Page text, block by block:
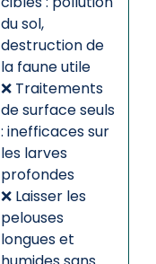
du sol,
destruction de
la faune utile
❌ Traitements
de surface seuls
: inefficaces sur
les larves
profondes
❌ Laisser les
pelouses
longues et